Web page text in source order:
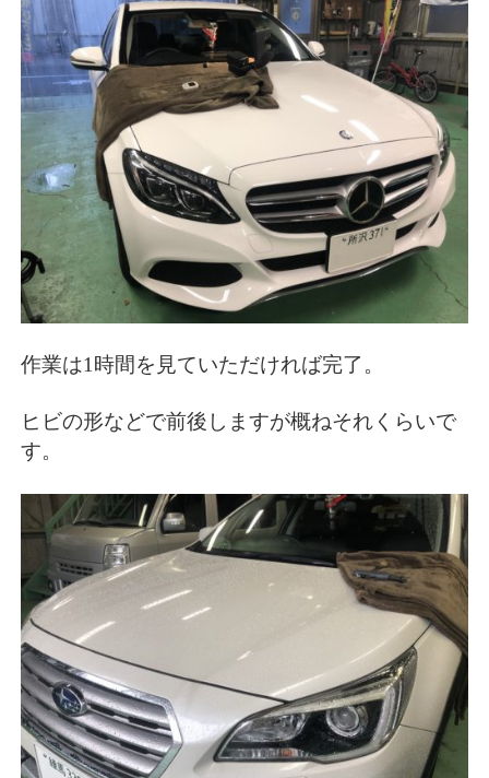
作業は1時間を見ていただければ完了。
ヒビの形などで前後しますが概ねそれくらいで
す。